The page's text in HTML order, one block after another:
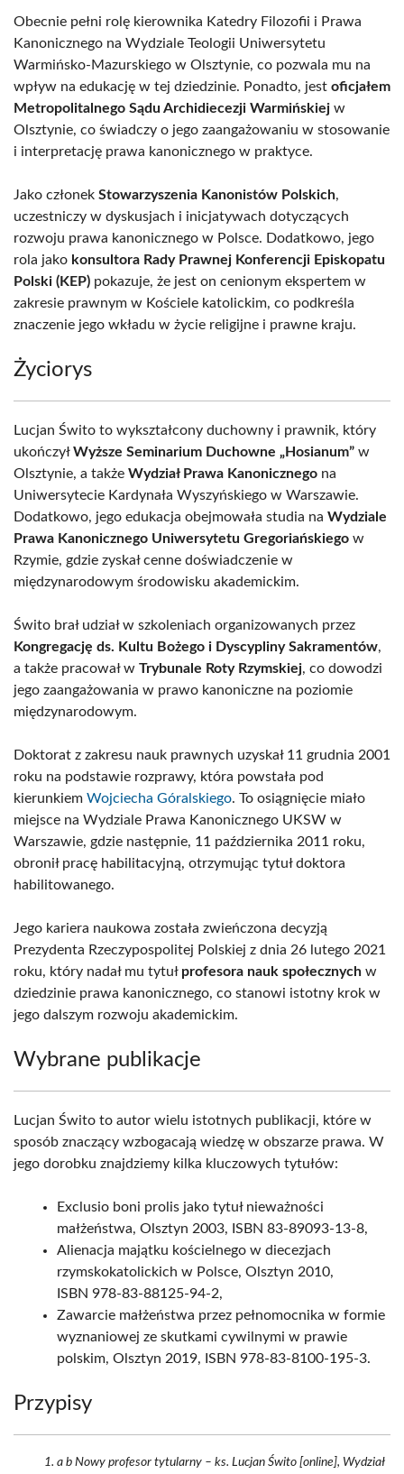
Obecnie pełni rolę kierownika Katedry Filozofii i Prawa
Kanonicznego na Wydziale Teologii Uniwersytetu
Warmińsko-Mazurskiego w Olsztynie, co pozwala mu na
wpływ na edukację w tej dziedzinie. Ponadto, jest oficjałem
Metropolitalnego Sądu Archidiecezji Warmińskiej w
Olsztynie, co świadczy o jego zaangażowaniu w stosowanie
i interpretację prawa kanonicznego w praktyce.
Jako członek Stowarzyszenia Kanonistów Polskich,
uczestniczy w dyskusjach i inicjatywach dotyczących
rozwoju prawa kanonicznego w Polsce. Dodatkowo, jego
rola jako konsultora Rady Prawnej Konferencji Episkopatu
Polski (KEP) pokazuje, że jest on cenionym ekspertem w
zakresie prawnym w Kościele katolickim, co podkreśla
znaczenie jego wkładu w życie religijne i prawne kraju.
Życiorys
Lucjan Świto to wykształcony duchowny i prawnik, który
ukończyłWyższe Seminarium Duchowne „Hosianum” w
Olsztynie, a także Wydział Prawa Kanonicznego na
Uniwersytecie Kardynała Wyszyńskiego w Warszawie.
Dodatkowo, jego edukacja obejmowała studia na Wydziale
Prawa Kanonicznego Uniwersytetu Gregoriańskiego w
Rzymie, gdzie zyskał cenne doświadczenie w
międzynarodowym środowisku akademickim.
Świto brał udział w szkoleniach organizowanych przez
Kongregację ds. Kultu Bożego i Dyscypliny Sakramentów,
a także pracował w Trybunale Roty Rzymskiej, co dowodzi
jego zaangażowania w prawo kanoniczne na poziomie
międzynarodowym.
Doktorat z zakresu nauk prawnych uzyskał 11 grudnia 2001
roku na podstawie rozprawy, która powstała pod
kierunkiem Wojciecha Góralskiego. To osiągnięcie miało
miejsce na Wydziale Prawa Kanonicznego UKSW w
Warszawie, gdzie następnie, 11 października 2011 roku,
obronił pracę habilitacyjną, otrzymując tytuł doktora
habilitowanego.
Jego kariera naukowa została zwieńczona decyzją
Prezydenta Rzeczypospolitej Polskiej z dnia 26 lutego 2021
roku, który nadał mu tytuł profesora nauk społecznych w
dziedzinie prawa kanonicznego, co stanowi istotny krok w
jego dalszym rozwoju akademickim.
Wybrane publikacje
Lucjan Świto to autor wielu istotnych publikacji, które w
sposób znaczący wzbogacają wiedzę w obszarze prawa. W
jego dorobku znajdziemy kilka kluczowych tytułów:
Exclusio boni prolis jako tytuł nieważności
małżeństwa, Olsztyn 2003, ISBN 83-89093-13-8,
Alienacja majątku kościelnego w diecezjach
rzymskokatolickich w Polsce, Olsztyn 2010,
ISBN 978-83-88125-94-2,
Zawarcie małżeństwa przez pełnomocnika w formie
wyznaniowej ze skutkami cywilnymi w prawie
polskim, Olsztyn 2019, ISBN 978-83-8100-195-3.
Przypisy
a b Nowy profesor tytularny – ks. Lucjan Świto [online], Wydział